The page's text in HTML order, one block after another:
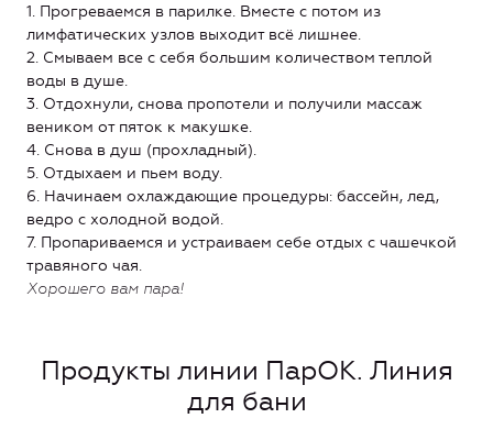
1. Прогреваемся в парилке. Вместе с потом из
лимфатических узлов выходит всё лишнее.
2. Смываем все с себя большим количеством теплой
воды в душе.
3. Отдохнули, снова пропотели и получили массаж
веником от пяток к макушке.
4. Снова в душ (прохладный).
5. Отдыхаем и пьем воду.
6. Начинаем охлаждающие процедуры: бассейн, лед,
ведро с холодной водой.
7. Пропариваемся и устраиваем себе отдых с чашечкой
травяного чая.
Хорошего вам пара!
Продукты линии ПарОК. Линия
для бани